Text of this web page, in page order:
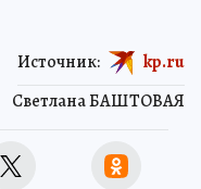
Светлана БАШТОВАЯ
Источник: kp.ru